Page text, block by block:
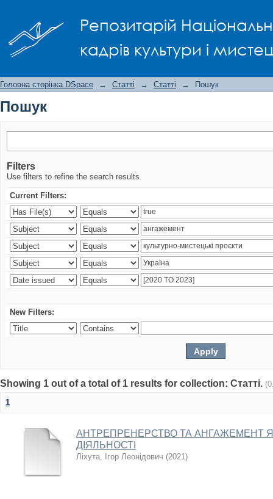
Репозитарій
кадрів культури і
Головна сторінка DSpace → Статті → Статті → Пошук
Пошук
Filters
Use filters to refine the search results.
Current Filters:
New Filters:
Showing 1 out of a total of 1 results for collection: Статті.
1
АНТРЕПРЕНЕРСТВО ТА АНГАЖЕМЕНТ
ДІЯЛЬНОСТІ
Ліхута, Ігор Леонідович (2021)